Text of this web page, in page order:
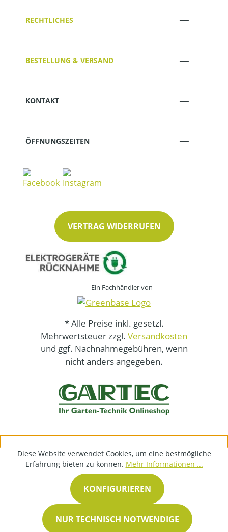
RECHTLICHES
BESTELLUNG & VERSAND
KONTAKT
ÖFFNUNGSZEITEN
VERTRAG WIDERRUFEN
Ein Fachhändler von
* Alle Preise inkl. gesetzl.
Mehrwertsteuer zzgl. Versandkosten
und ggf. Nachnahmegebühren, wenn
nicht anders angegeben.
Diese Website verwendet Cookies, um eine bestmögliche
Erfahrung bieten zu können. Mehr Informationen ...
NUR TECHNISCH NOTWENDIGE
KONFIGURIEREN